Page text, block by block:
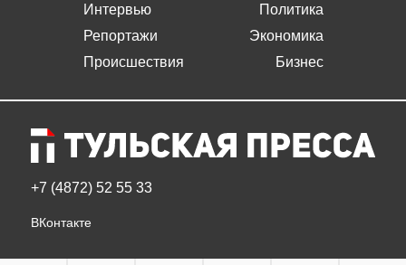
Интервью
Репортажи
Происшествия
Политика
Экономика
Бизнес
+7 (4872) 52 55 33
ВКонтакте